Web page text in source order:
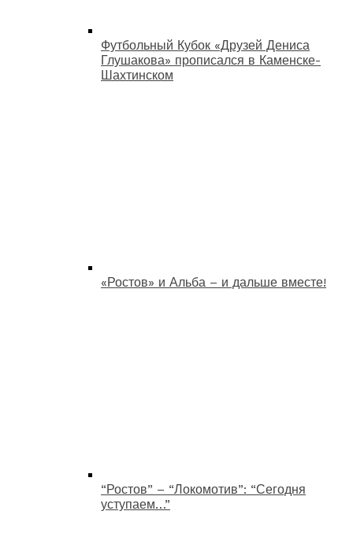
Футбольный Кубок «Друзей Дениса
Глушакова» прописался в Каменске-
Шахтинском
«Ростов» и Альба – и дальше вместе!
“Ростов” – “Локомотив”: “Сегодня
уступаем…”